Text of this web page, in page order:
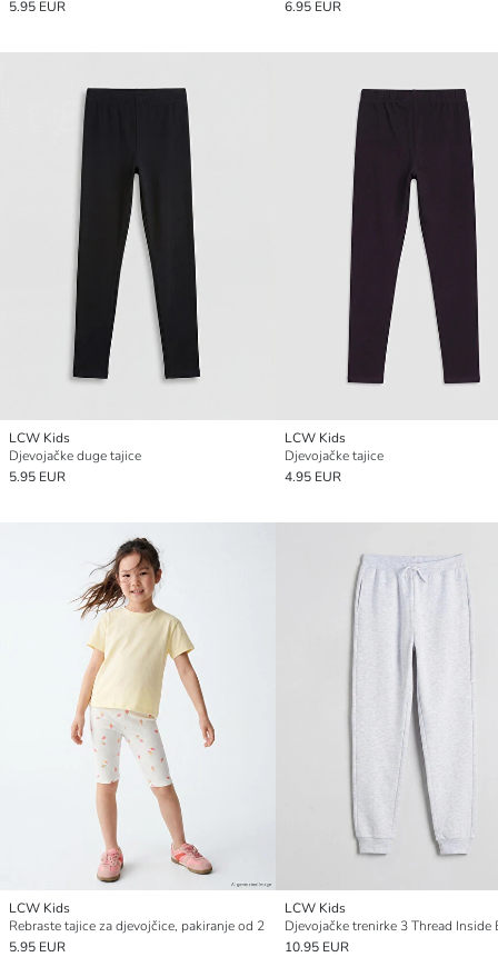
5.95 EUR 6.95 EUR
LCW Kids
Djevojačke duge tajice
5.95 EUR
LCW Kids
Djevojačke tajice
4.95 EUR
LCW Kids
Rebraste tajice za djevojčice, pakiranje od 2
5.95 EUR
LCW Kids
10.95 EUR